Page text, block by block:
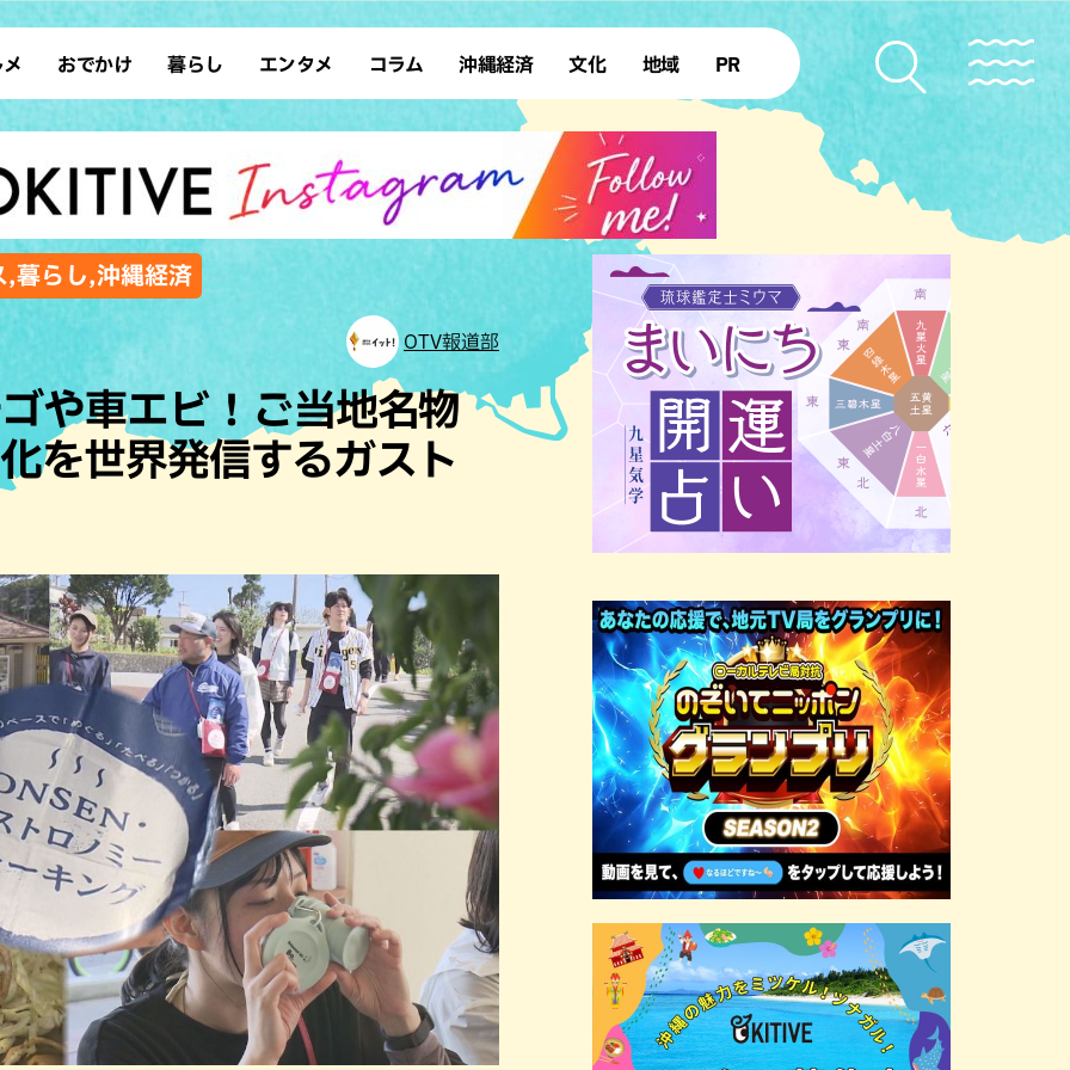
ン 沖縄そば
ウト カフェ
和食・日本料理
理 アジア・エスニック
・焼肉 焼鳥・串料理
肉料理 居酒屋・バー
イキング
ガー タコス・タコライス
おでかけ
デート ドライブ
散歩 ソロ活
歴史
レジャー
サウナ 公園
沖縄の海
暮らし
レシピ SDGs
ファッション ローカルニュース
沖縄移住 沖縄旧暦行事
エンタメ
スポーツ 占い
タレント・芸人 テレビ
コラム 沖縄経済 文化
復帰50年
地域
本島北部 本島中部
本島南部 先島諸島
北部離島
PR
,暮らし,沖縄経済
OTV報道部
や車エビ！ご当地名物
を世界発信するガスト